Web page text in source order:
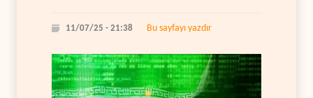
11/07/25 - 21:38 Bu sayfayı yazdır